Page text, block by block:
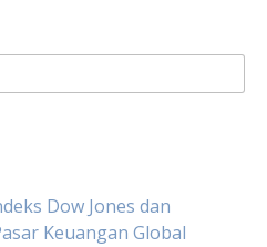
Dow Jones dan
Keuangan Global